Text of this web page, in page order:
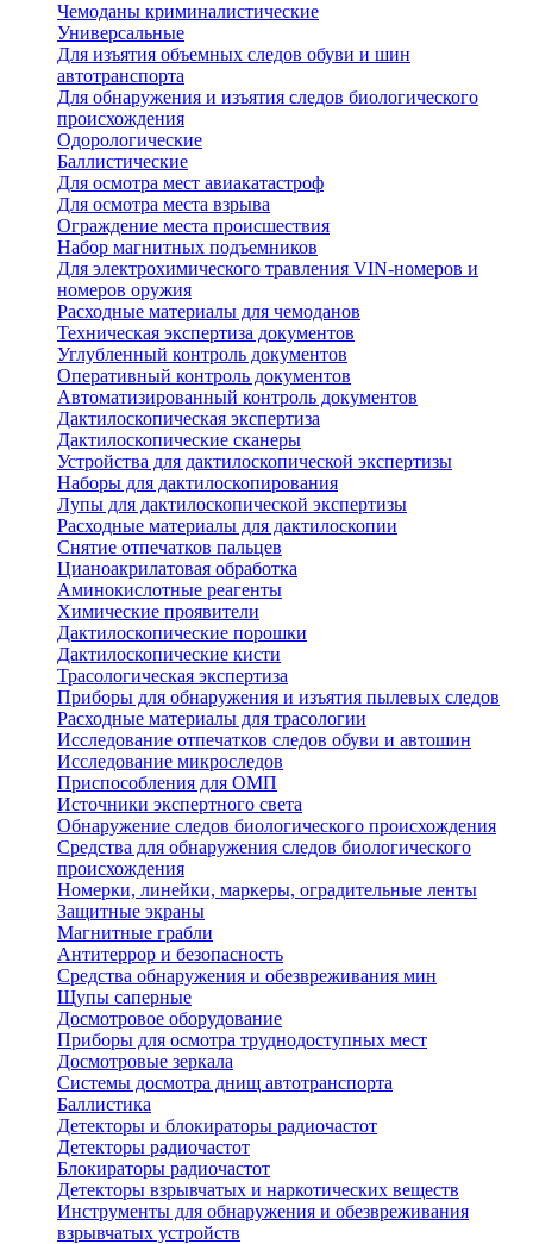
Чемоданы криминалистические
Универсальные
Для изъятия объемных следов обуви и шин
автотранспорта
Для обнаружения и изъятия следов биологического
происхождения
Одорологические
Баллистические
Для осмотра мест авиакатастроф
Для осмотра места взрыва
Ограждение места происшествия
Набор магнитных подъемников
Для электрохимического травления VIN-номеров и
номеров оружия
Расходные материалы для чемоданов
Техническая экспертиза документов
Углубленный контроль документов
Оперативный контроль документов
Автоматизированный контроль документов
Дактилоскопическая экспертиза
Дактилоскопические сканеры
Устройства для дактилоскопической экспертизы
Наборы для дактилоскопирования
Лупы для дактилоскопической экспертизы
Расходные материалы для дактилоскопии
Снятие отпечатков пальцев
Цианоакрилатовая обработка
Аминокислотные реагенты
Химические проявители
Дактилоскопические порошки
Дактилоскопические кисти
Трасологическая экспертиза
Приборы для обнаружения и изъятия пылевых следов
Расходные материалы для трасологии
Исследование отпечатков следов обуви и автошин
Исследование микроследов
Приспособления для ОМП
Источники экспертного света
Обнаружение следов биологического происхождения
Средства для обнаружения следов биологического
происхождения
Номерки, линейки, маркеры, оградительные ленты
Защитные экраны
Магнитные грабли
Антитеррор и безопасность
Средства обнаружения и обезвреживания мин
Щупы саперные
Досмотровое оборудование
Приборы для осмотра труднодоступных мест
Досмотровые зеркала
Системы досмотра днищ автотранспорта
Баллистика
Детекторы и блокираторы радиочастот
Детекторы радиочастот
Блокираторы радиочастот
Детекторы взрывчатых и наркотических веществ
Инструменты для обнаружения и обезвреживания
взрывчатых устройств